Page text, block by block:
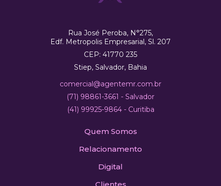
Rua José Peroba, N°275,
Edf. Metropolis Empresarial, Sl. 207
CEP: 41770 235
Stiep, Salvador, Bahia
comercial@agentemr.com.br
(71) 98861-3661 - Salvador
(41) 99925-9864 - Curitiba
Quem Somos
Relacionamento
Digital